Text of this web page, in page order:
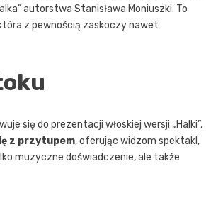
autorstwa Stanisława Moniuszki. To
z pewnością zaskoczy nawet
się do prezentacji włoskiej wersji „Halki”,
z przytupem, oferując widzom spektakl,
muzyczne doświadczenie, ale także